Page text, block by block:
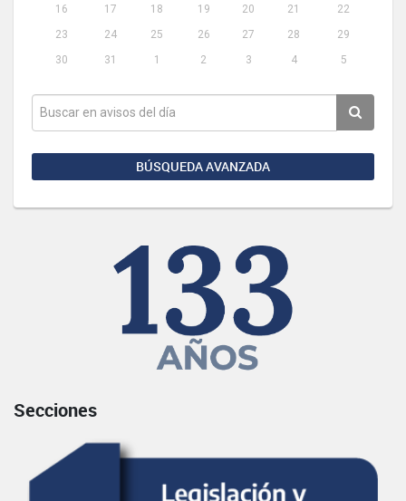
16
17 18 19 20 21
22
23
24 25 26 27 28
29
30
31 1 2 3 4 5
BÚSQUEDA AVANZADA
Secciones